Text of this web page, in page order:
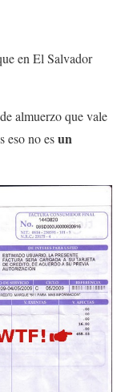
en El Salvador
almuerzo que vale
eso no esun